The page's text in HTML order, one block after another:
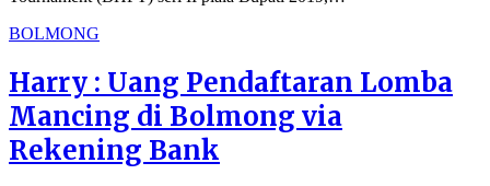
BOLMONG
Harry : Uang Pendaftaran Lomba
Mancing di Bolmong via
Rekening Bank